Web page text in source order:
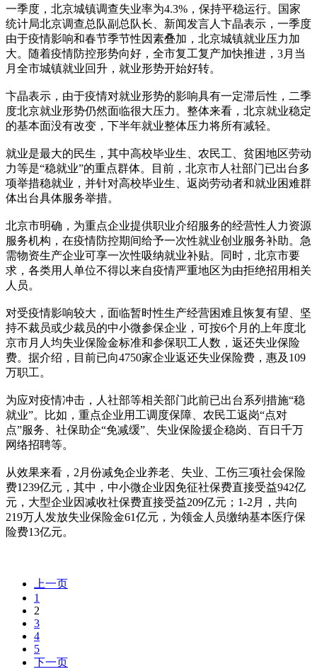
一季度，北京城镇调查失业率为4.3%，保持平稳运行。国家
统计局北京调查总队副总队长、新闻发言人卞晶表示，一季度
由于疫情影响和春节季节性因素叠加，北京城镇就业压力加
大。随着疫情防控形势向好，全市复工复产加快推进，3月当
月全市城镇就业回升，就业形势开始好转。
卞晶表示，由于疫情对就业形势的影响具有一定滞后性，二季
度北京就业形势仍然面临很大压力。整体来看，北京就业稳定
的基本面没有改变，下半年就业整体压力将所有减轻。
就业是最大的民生，其中高校毕业生、农民工、贫困地区劳动
力等是“稳就业”的重点群体。目前，北京市人社部门已出台多
项举措稳就业，并针对高校毕业生、返岗劳动者和就业困难群
体出台具体服务举措。
北京市明确，为重点企业提供职业介绍服务的经营性人力资源
服务机构，在疫情防控期间给予一次性就业创业服务补助。急
需物资生产企业可享一次性吸纳就业补贴。同时，北京市要
求，各类用人单位不得以来自疫情严重地区为由拒绝招用相关
人员。
对受疫情影响较大，面临暂时性生产经营困难且恢复有望、坚
持不裁员或少裁员的中小微参保企业，可按6个月的上年度北
京市月人均失业保险金标准和参保职工人数，返还失业保险
费。据介绍，目前已向4750家企业返还失业保险费，惠及109
万职工。
为应对疫情冲击，人社部等相关部门此前已出台系列措施“稳
就业”。比如，重点企业用工调度保障、农民工返岗“点对
点”服务、社保助企“免减缓”、失业保险援企稳岗、百日千万
网络招聘等。
从效果来看，2月份减免企业养老、失业、工伤三项社会保险
费1239亿元，其中，中小微企业因免征社保费直接受益942亿
元，大型企业因减收社保费直接受益209亿元；1-2月，共向
219万人发放失业保险金61亿元，为领金人员缴纳基本医疗保
险费13亿元。
上一页
1
2
3
4
5
下一页